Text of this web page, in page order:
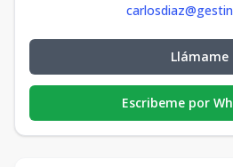
Llámame
Escribeme por